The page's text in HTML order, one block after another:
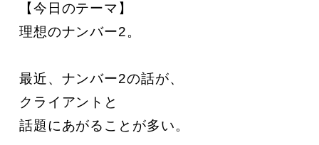
【今日のテーマ】
理想のナンバー2。
最近、ナンバー2の話が、
クライアントと
話題にあがることが多い。